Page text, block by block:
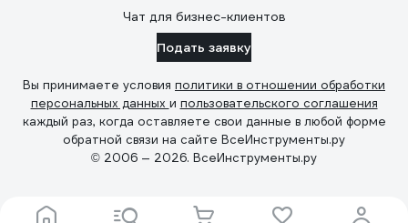
Чат для бизнес-клиентов
Подать заявку
Вы принимаете условия политики в отношении обработки
персональных данных и пользовательского соглашения
каждый раз, когда оставляете свои данные в любой форме
обратной связи на сайте ВсеИнструменты.ру
© 2006 — 2026. ВсеИнструменты.ру